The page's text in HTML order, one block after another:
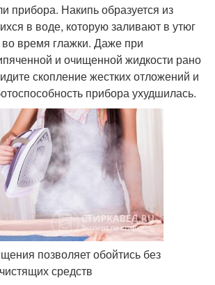
прибора. Накипь образуется из
в воде, которую заливают в утюг
время глажки. Даже при
и очищенной жидкости рано
скопление жестких отложений и
прибора ухудшилась.
позволяет обойтись без
средств